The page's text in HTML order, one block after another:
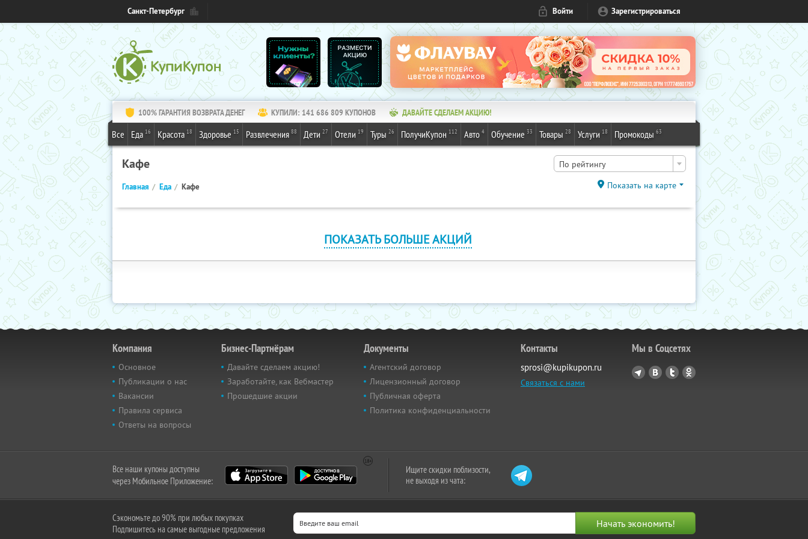
Санкт-Петербург Войти Зарегистрироваться
100% ГАРАНТИЯ ВОЗВРАТА ДЕНЕГ КУПИЛИ: 141 686 810 КУПОНОВ ДАВАЙТЕ СДЕЛАЕМ АКЦИЮ!
Все Еда 16 Красота 18 Здоровье 15 Развлечения 88 Дети 27 Отели 19 Туры 26 ПолучиКупон 112 Авто 4 Обучение 33 Товары 28 Услуги 18 Промокоды 63
Кафе По рейтингу
Главная Еда Кафе Показать на карте
ПОКАЗАТЬ БОЛЬШЕ АКЦИЙ
Компания
Основное
Публикации о нас
Вакансии
Правила сервиса
Ответы на вопросы
Бизнес-Партнёрам
Давайте сделаем акцию!
Заработайте, как Вебмастер
Прошедшие акции
Документы
Агентский договор
Лицензионный договор
Публичная оферта
Политика конфиденциальности
Контакты
sprosi@kupikupon.ru
Связаться с нами
Мы в Соцсетях
Все наши купоны доступны
через Мобильное Приложение:
Ищите скидки поблизости,
не выходя из чата:
Сэкономьте до 90% при любых покупках
Подпишитесь на самые выгодные предложения